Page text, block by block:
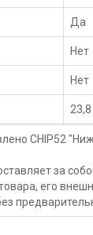
Да
Нет
Нет
23,8
CHIP52
за
его